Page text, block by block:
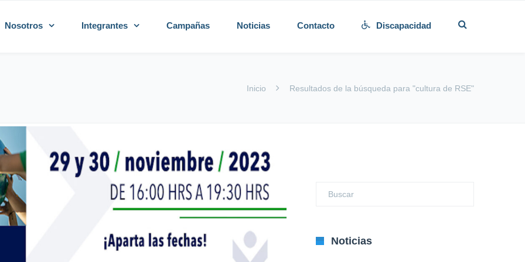
Nosotros Integrantes Campañas Noticias Contacto Discapacidad
Inicio Resultados de la búsqueda para "cultura de RSE"
Noticias